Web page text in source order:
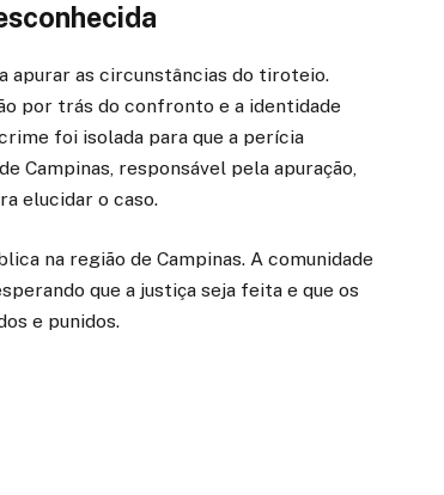
apurar as circunstâncias do tiroteio.
por trás do confronto e a identidade
foi isolada para que a perícia
Campinas, responsável pela apuração,
elucidar o caso.
na região de Campinas. A comunidade
que a justiça seja feita e que os
e punidos.